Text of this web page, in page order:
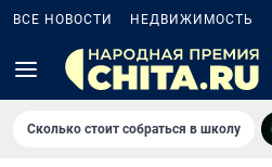
ВСЕ НОВОСТИ НЕДВИЖИМОСТЬ
Сколько стоит собраться в школу